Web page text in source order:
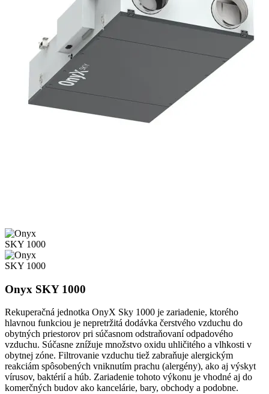
Onyx SKY 1000
Rekuperačná jednotka OnyX Sky 1000 je zariadenie, ktorého
hlavnou funkciou je nepretržitá dodávka čerstvého vzduchu do
obytných priestorov pri súčasnom odstraňovaní odpadového
vzduchu. Súčasne znížuje množstvo oxidu uhličitého a vlhkosti v
obytnej zóne. Filtrovanie vzduchu tiež zabraňuje alergickým
reakciám spôsobených vniknutím prachu (alergény), ako aj výskyt
vírusov, baktérií a húb. Zariadenie tohoto výkonu je vhodné aj do
komerčných budov ako kancelárie, bary, obchody a podobne.